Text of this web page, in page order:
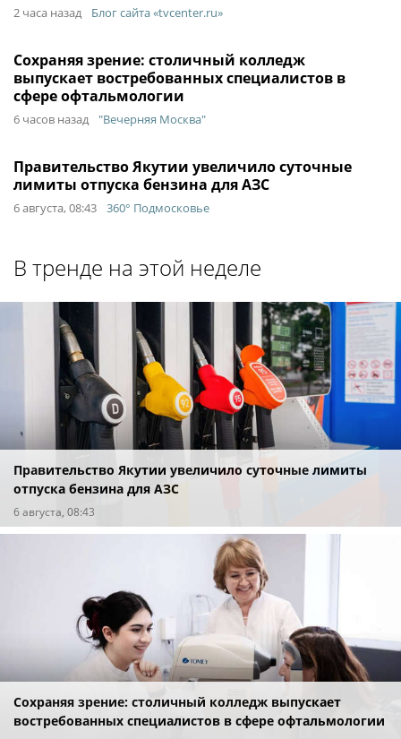
2 часа назад Блог сайта «tvcenter.ru»
Сохраняя зрение: столичный колледж
выпускает востребованных специалистов в
сфере офтальмологии
6 часов назад "Вечерняя Москва"
Правительство Якутии увеличило суточные
лимиты отпуска бензина для АЗС
6 августа, 08:43 360° Подмосковье
В тренде на этой неделе
Правительство Якутии увеличило суточные лимиты
отпуска бензина для АЗС
6 августа, 08:43
Сохраняя зрение: столичный колледж выпускает
востребованных специалистов в сфере офтальмологии